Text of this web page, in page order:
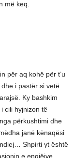
më keq.
për aq kohë për t’u
i pastër si vetë
Ky bashkim
cili hyjnizon të
përkushtimi dhe
janë kënaqësi
Shpirti yt është
e engjëjve.